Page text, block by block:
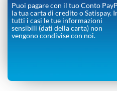
Puoi pagare con il tuo Conto
la tua carta di credito o Satispay.
tutti i casi le tue informazioni
sensibili (dati della carta) non
vengono condivise con noi.